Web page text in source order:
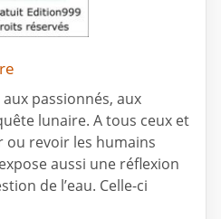
passionnés, aux
lunaire. A tous ceux et
ou revoir les humains
aussi une réflexion
de l’eau. Celle-ci